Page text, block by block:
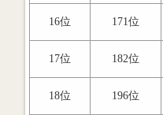
16位 171位
17位 182位
18位 196位